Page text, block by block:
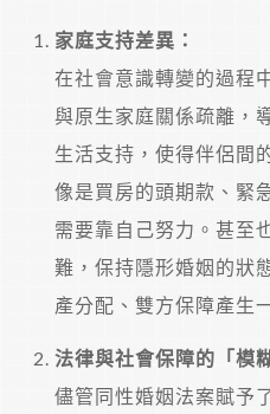
家庭支持差異：
在社會意識轉變的過程
與原生家庭關係疏離，
生活支持，使得伴侶間
像是買房的頭期款、緊
需要靠自己努力。甚至
難，保持隱形婚姻的狀
產分配、雙方保障產生
法律與社會保障的「模
儘管同性婚姻法案賦予